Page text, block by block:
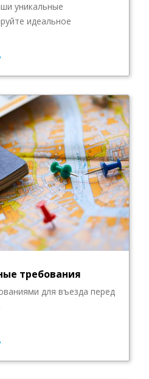
уникальные
идеальное
требования
для въезда перед